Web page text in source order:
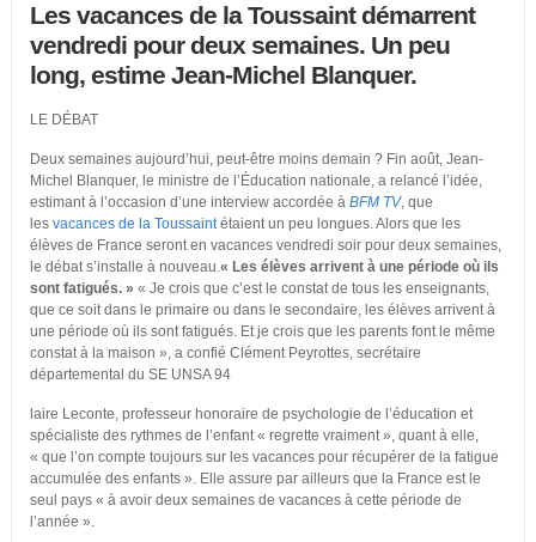
Les vacances de la Toussaint démarrent
vendredi pour deux semaines. Un peu
long, estime Jean-Michel Blanquer.
LE DÉBAT
Deux semaines aujourd’hui, peut-être moins demain ? Fin août, Jean-
Michel Blanquer, le ministre de l’Éducation nationale, a relancé l’idée,
estimant à l’occasion d’une interview accordée à BFM TV, que
les vacances de la Toussaintétaient un peu longues. Alors que les
élèves de France seront en vacances vendredi soir pour deux semaines,
le débat s’installe à nouveau.« Les élèves arrivent à une période où ils
sont fatigués. » « Je crois que c’est le constat de tous les enseignants,
que ce soit dans le primaire ou dans le secondaire, les élèves arrivent à
une période où ils sont fatigués. Et je crois que les parents font le même
constat à la maison », a confié Clément Peyrottes, secrétaire
départemental du SE UNSA 94
laire Leconte, professeur honoraire de psychologie de l’éducation et
spécialiste des rythmes de l’enfant « regrette vraiment », quant à elle,
« que l’on compte toujours sur les vacances pour récupérer de la fatigue
accumulée des enfants ». Elle assure par ailleurs que la France est le
seul pays « à avoir deux semaines de vacances à cette période de
l’année ».